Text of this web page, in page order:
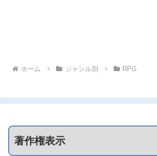
ホーム ジャンル別 RPG
著作権表示